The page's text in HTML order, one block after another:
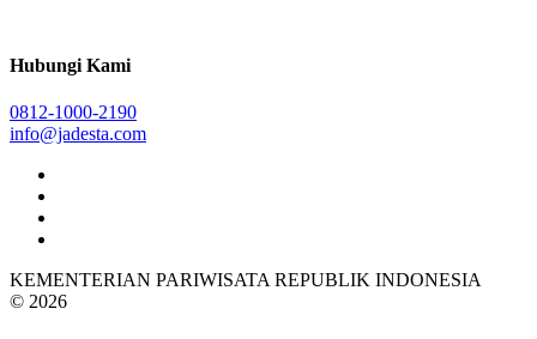
Hubungi Kami
0812-1000-2190
info@jadesta.com
KEMENTERIAN PARIWISATA REPUBLIK INDONESIA
© 2026